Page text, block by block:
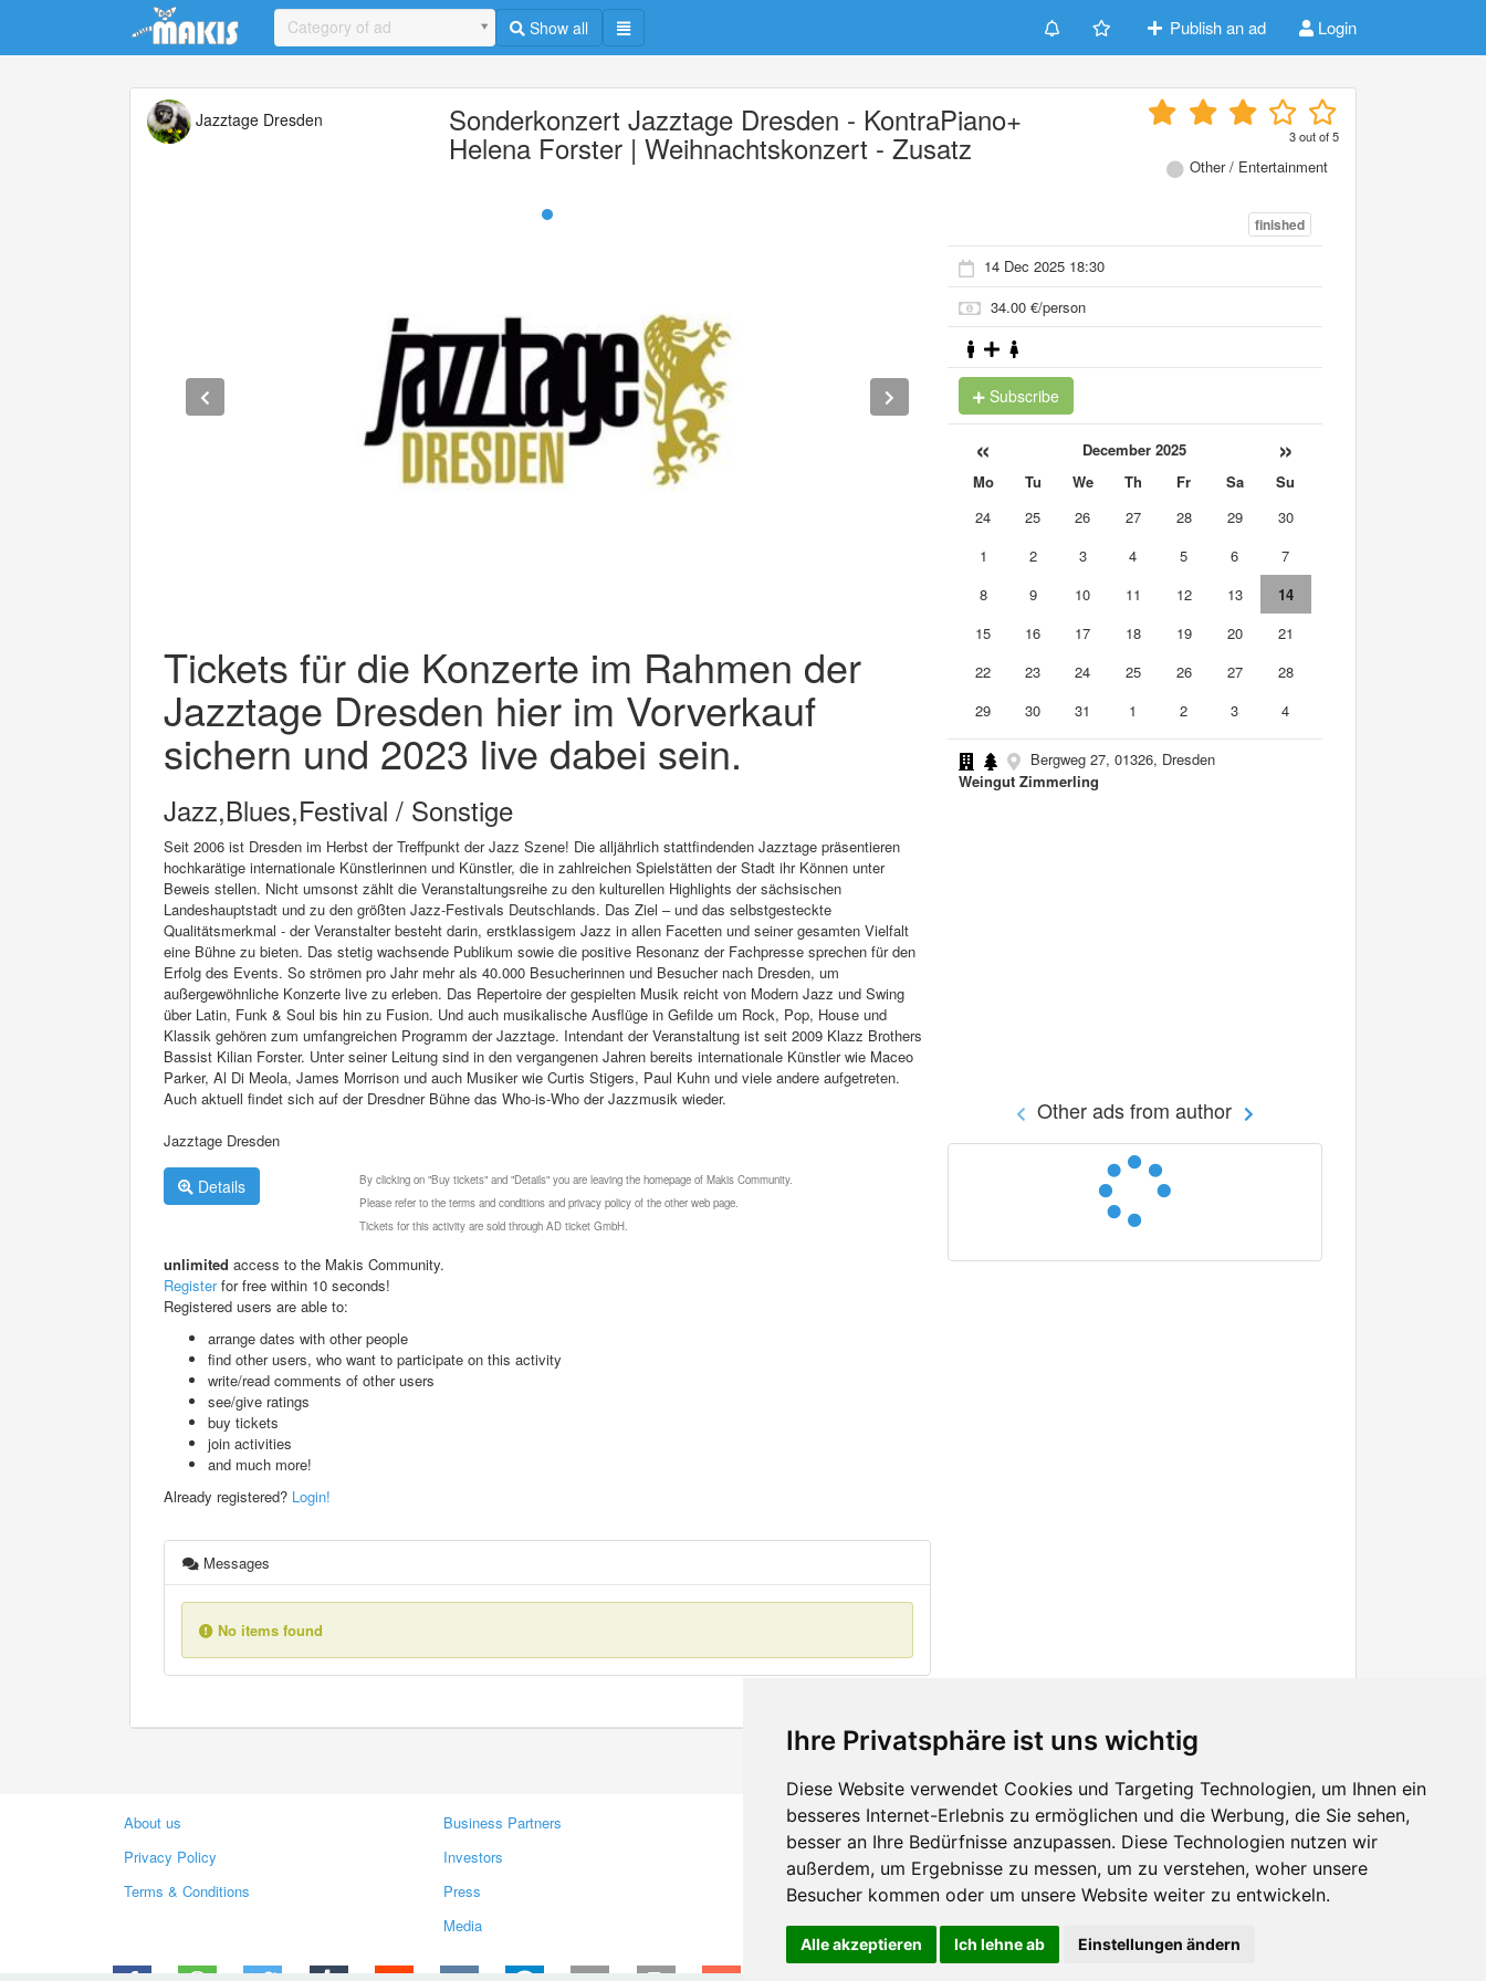
Ihre Privatsphäre ist uns wichtig
Diese Website verwendet Cookies und Targeting Technologien, um Ihnen ein
besseres Internet-Erlebnis zu ermöglichen und die Werbung, die Sie sehen,
besser an Ihre Bedürfnisse anzupassen. Diese Technologien nutzen wir
außerdem, um Ergebnisse zu messen, um zu verstehen, woher unsere
Besucher kommen oder um unsere Website weiter zu entwickeln.
Alle akzeptieren Ich lehne ab Einstellungen ändern
Update cookies preferences
Category of ad Show all Publish an ad Login
Jazztage Dresden Sonderkonzert Jazztage Dresden - KontraPiano+
Helena Forster | Weihnachtskonzert - Zusatz 3out of5
Other / Entertainment
Tickets für die Konzerte im Rahmen der
Jazztage Dresden hier im Vorverkauf
sichern und 2023 live dabei sein.
Jazz,Blues,Festival / Sonstige
Seit 2006 ist Dresden im Herbst der Treffpunkt der Jazz Szene! Die alljährlich stattfindenden Jazztage präsentieren
hochkarätige internationale Künstlerinnen und Künstler, die in zahlreichen Spielstätten der Stadt ihr Können unter
Beweis stellen. Nicht umsonst zählt die Veranstaltungsreihe zu den kulturellen Highlights der sächsischen
Landeshauptstadt und zu den größten Jazz-Festivals Deutschlands. Das Ziel – und das selbstgesteckte
Qualitätsmerkmal - der Veranstalter besteht darin, erstklassigem Jazz in allen Facetten und seiner gesamten Vielfalt
eine Bühne zu bieten. Das stetig wachsende Publikum sowie die positive Resonanz der Fachpresse sprechen für den
Erfolg des Events. So strömen pro Jahr mehr als 40.000 Besucherinnen und Besucher nach Dresden, um
außergewöhnliche Konzerte live zu erleben. Das Repertoire der gespielten Musik reicht von Modern Jazz und Swing
über Latin, Funk & Soul bis hin zu Fusion. Und auch musikalische Ausflüge in Gefilde um Rock, Pop, House und
Klassik gehören zum umfangreichen Programm der Jazztage. Intendant der Veranstaltung ist seit 2009 Klazz Brothers
Bassist Kilian Forster. Unter seiner Leitung sind in den vergangenen Jahren bereits internationale Künstler wie Maceo
Parker, Al Di Meola, James Morrison und auch Musiker wie Curtis Stigers, Paul Kuhn und viele andere aufgetreten.
Auch aktuell findet sich auf der Dresdner Bühne das Who-is-Who der Jazzmusik wieder.
Jazztage Dresden
Details
By clicking on "Buy tickets" and "Details" you are leaving the homepage of Makis Community.
Please refer to the terms and conditions and privacy policy of the other web page.
Tickets for this activity are sold through AD ticket GmbH.
unlimited access to the Makis Community.
Registerfor free within 10 seconds!
Registered users are able to:
arrange dates with other people
find other users, who want to participate on this activity
write/read comments of other users
see/give ratings
buy tickets
join activities
and much more!
Already registered? Login!
Messages
No items found
finished
14 Dec 2025 18:30
34.00 €/person
Subscribe
« December 2025 »
Mo Tu We Th Fr Sa
Su
24
25 26 27 28 29
30
1
2 3 4 5 6
7
8
9 10 11 12 13
14
15
16 17 18 19 20
21
22
23 24 25 26 27
28
29
30 31 1 2 3 4
Bergweg 27, 01326, Dresden
Weingut Zimmerling
Other ads from author
About us
Privacy Policy
Terms & Conditions
Business Partners
Investors
Press
Media
Contacts
Feedback
Report A Bug
Facebook
Twitter
YouTube